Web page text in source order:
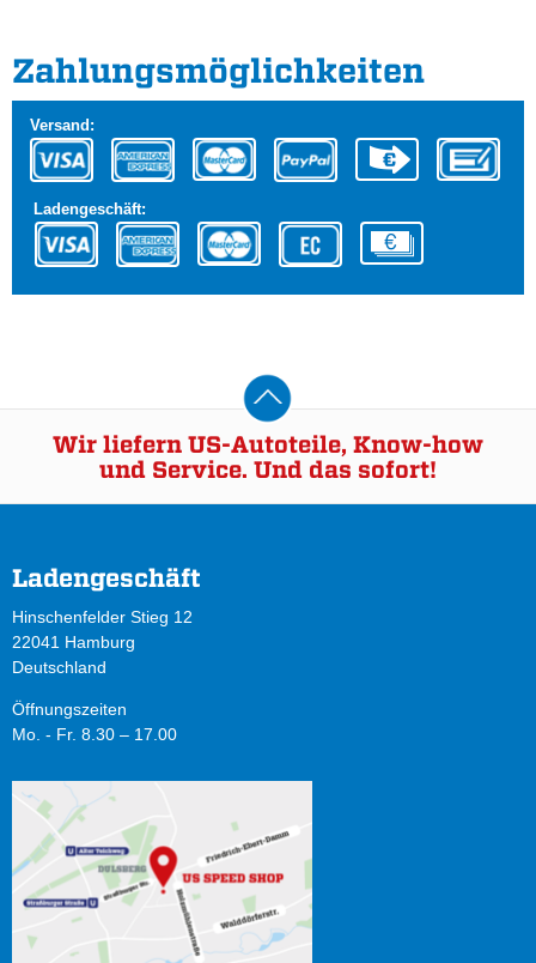
Zahlungs­möglichkeiten
Versand:
Ladengeschäft:
Wir liefern US-Autoteile, Know-how
und Service. Und das sofort!
Ladengeschäft
Hinschenfelder Stieg 12
22041 Hamburg
Deutschland
Öffnungszeiten
Mo. - Fr. 8.30 – 17.00